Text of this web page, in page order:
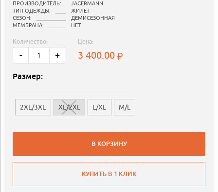
ПРОИЗВОДИТЕЛЬ:
JAGERMANN
ТИП ОДЕЖДЫ:
ЖИЛЕТ
СЕЗОН:
ДЕМИСЕЗОННАЯ
МЕМБРАНА:
НЕТ
Количество:
- +
Цена:
3 400.00
Размер:
2XL/3XL XL/2XL L/XL M/L
В КОРЗИНУ
КУПИТЬ В 1 КЛИК